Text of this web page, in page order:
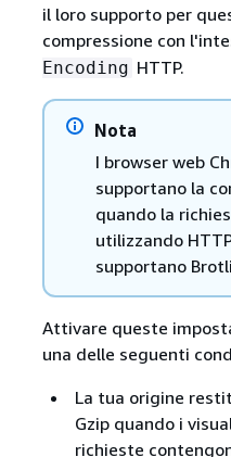
il loro supporto per
compressione con
Encoding HTTP.
Nota
I browser web
supportano la
quando la
utilizzando
supportano
Attivare queste
una delle seguenti
La tua origine
Gzip quando i
richieste